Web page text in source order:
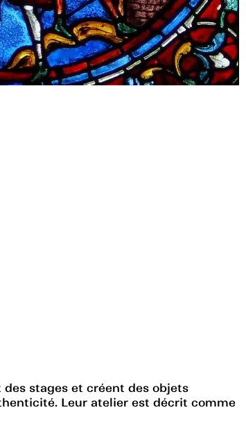
stages et créent des objets
Leur atelier est décrit comme